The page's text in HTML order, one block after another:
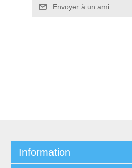
Envoyer à un ami
Information